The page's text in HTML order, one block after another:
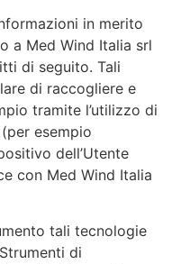
in merito
a Med Wind Italia srl
di seguito. Tali
di raccogliere e
tramite l’utilizzo di
esempio
dell’Utente
con Med Wind Italia
tali tecnologie
di